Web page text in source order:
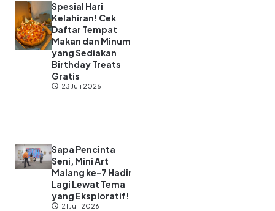
Spesial Hari
Kelahiran! Cek
Daftar Tempat
Makan dan Minum
yang Sediakan
Birthday Treats
Gratis
23 Juli 2026
Sapa Pencinta
Seni, Mini Art
Malang ke-7 Hadir
Lagi Lewat Tema
yang Eksploratif!
21 Juli 2026